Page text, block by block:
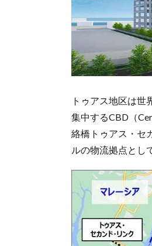
トゥアス地区は
集中するCBD（
絡橋トゥアス・セ
ルの物流拠点とし